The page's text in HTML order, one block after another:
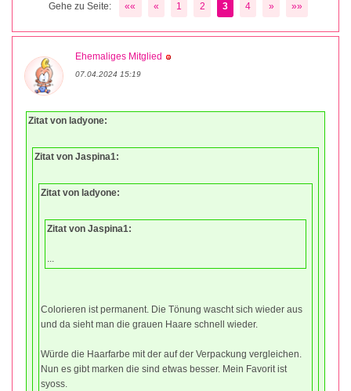
Gehe zu Seite: «« « 1 2 3 4 » »»
Ehemaliges Mitglied
07.04.2024 15:19
Zitat von ladyone:
Zitat von Jaspina1:
Zitat von ladyone:
Zitat von Jaspina1:
Colorieren ist permanent. Die Tönung wascht sich wieder aus
und da sieht man die grauen Haare schnell wieder.
Würde die Haarfarbe mit der auf der Verpackung vergleichen.
Nun es gibt marken die sind etwas besser. Mein Favorit ist
syoss.